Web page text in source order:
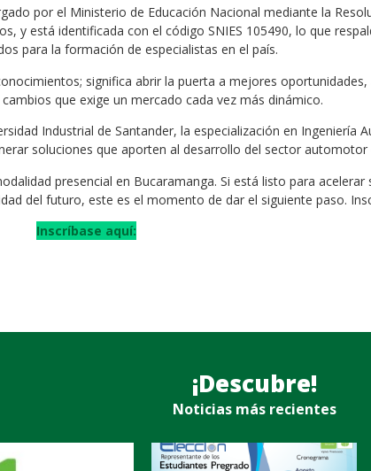
por el Ministerio de Educación Nacional mediante la
y está identificada con el código SNIES 105490, lo que
para la formación de especialistas en el país.
significa abrir la puerta a mejores oportunidades,
que exige un mercado cada vez más dinámico.
Industrial de Santander, la especialización en Ingeniería
soluciones que aporten al desarrollo del sector automotor
presencial en Bucaramanga. Si está listo para acelerar
del futuro, este es el momento de dar el siguiente paso.
Inscríbase aquí:
¡Descubre!
Noticias más recientes